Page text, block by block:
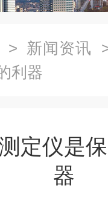
> 新闻资讯
利器
定仪是
器